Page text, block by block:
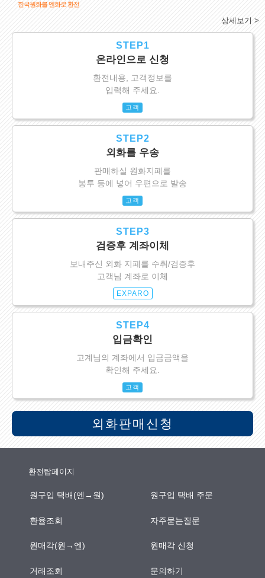
한국원화를 엔화로 환전
상세보기 >
STEP1
온라인으로 신청
환전내용, 고객정보를
입력해 주세요.
고객
STEP2
외화를 우송
판매하실 원화지폐를
봉투 등에 넣어 우편으로 발송
고객
STEP3
검증후 계좌이체
보내주신 외화 지페를 수취/검증후
고객님 계좌로 이체
EXPARO
STEP4
입금확인
고계님의 계좌에서 입금금액을
확인해 주세요.
고객
외화판매신청
환전탑페이지
원구입 택배(엔→원) 원구입 택배 주문
환율조회 자주묻는질문
원매각(원→엔) 원매각 신청
거래조회 문의하기